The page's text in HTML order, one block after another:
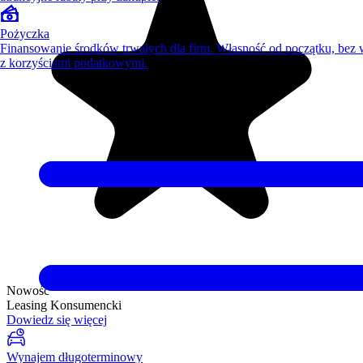
Nowość
Leasing Konsumencki
Dowiedz się więcej
Wynajem długoterminowy
Pożyczka
Finansowanie środków trwałych dla firm. Własność od początku, bez
z korzyściami podatkowymi.